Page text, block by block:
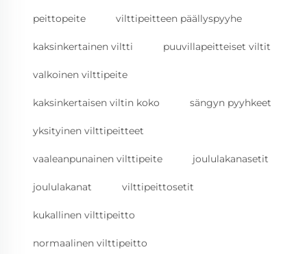
peittopeite vilttipeitteen päällyspyyhe
kaksinkertainen viltti puuvillapeitteiset viltit
valkoinen vilttipeite
kaksinkertaisen viltin koko sängyn pyyhkeet
yksityinen vilttipeitteet
vaaleanpunainen vilttipeite joululakanasetit
joululakanat vilttipeittosetit
kukallinen vilttipeitto
normaalinen vilttipeitto